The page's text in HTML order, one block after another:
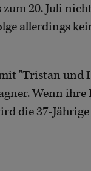
20. Juli
allerdings
"Tristan und
Wenn ihre
die 37-